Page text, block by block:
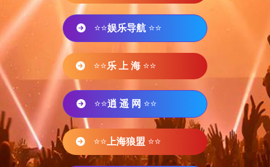
⭐⭐娱乐导航 ⭐⭐
⭐⭐乐 上 海 ⭐⭐
⭐⭐逍 遥 网 ⭐⭐
⭐⭐ 上海狼盟 ⭐⭐